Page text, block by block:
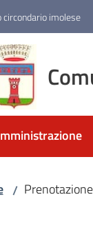
circondario imolese
/